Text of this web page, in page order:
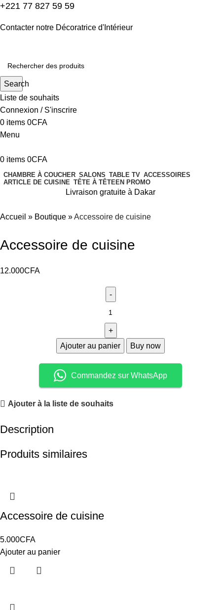
+221 77 827 59 59
Contacter notre Décoratrice d'Intérieur
Search
Liste de souhaits
Connexion / S'inscrire
0 items 0CFA
Menu
0 items 0CFA
CHAMBRE À COUCHER SALONS TABLE TV ACCESSOIRES
ARTICLE DE CUISINE TÊTE À TÊTEEN PROMO
Livraison gratuite à Dakar
Accueil » Boutique »Accessoire de cuisine
Accessoire de cuisine
12.000CFA
Ajouter au panier Buy now
Commandez sur WhatsApp
Ajouter à la liste de souhaits
Description
Produits similaires
Accessoire de cuisine
5.000CFA
Ajouter au panier